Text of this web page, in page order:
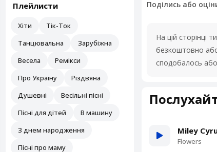
Плейлисти
Хіти
Тік-Ток
Танцювальна
Зарубіжна
Весела
Ремікси
Про Україну
Різдвяна
Душевні
Весільні пісні
Пісні для дітей
В машину
З днем народження
Пісні про маму
Поділись або
На цій сторінці
безкоштовно
сподобалось
Miley
Flowers